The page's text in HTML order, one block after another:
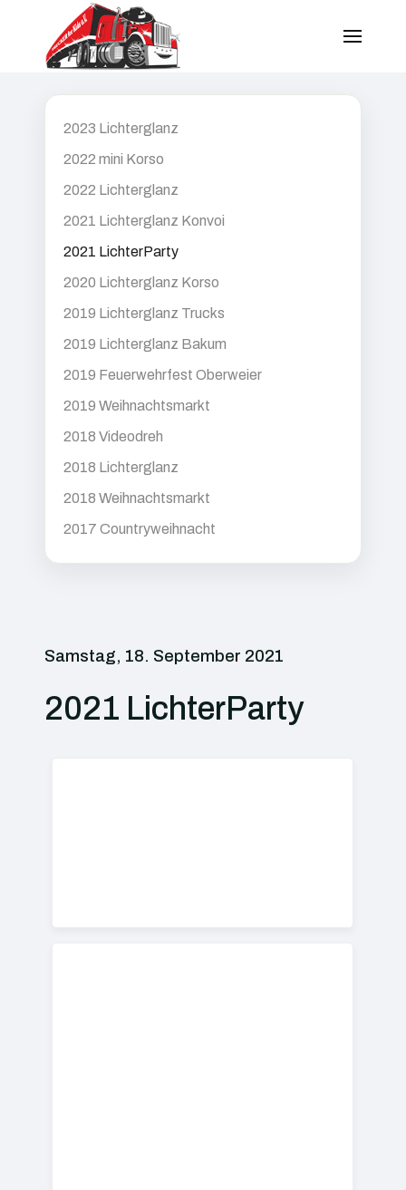
2023 Lichterglanz
2022 mini Korso
2022 Lichterglanz
2021 Lichterglanz Konvoi
2021 LichterParty
2020 Lichterglanz Korso
2019 Lichterglanz Trucks
2019 Lichterglanz Bakum
2019 Feuerwehrfest Oberweier
2019 Weihnachtsmarkt
2018 Videodreh
2018 Lichterglanz
2018 Weihnachtsmarkt
2017 Countryweihnacht
Samstag, 18. September 2021
2021 LichterParty